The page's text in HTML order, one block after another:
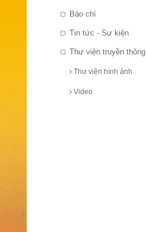
Báo chí
Tin tức - Sự kiện
Thư viện truyền thông
Thư viện hình ảnh
Video